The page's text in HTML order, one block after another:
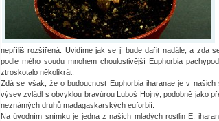
nepříliš rozšířená. Uvidíme jak se jí bude dařit nadále, a zda
podle mého soudu mnohem choulostivější Euphorbia
ztroskotalo několikrát.
Zdá se však, že o budoucnost Euphorbia iharanae je v
výsev zvládl s obvyklou bravúrou Luboš Hojný, podobně jako
neznámých druhů madagaskarských euforbií.
Na úvodním snímku je jedna z našich mladých rostlin E.